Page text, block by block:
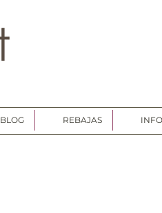
BLOG REBAJAS INFO